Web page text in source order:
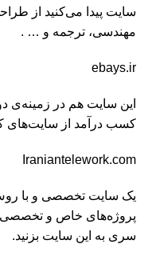
سایت پیدا می‌کنید از
مهندسی، ترجمه و … .
ebays.ir
این سایت هم در زمینه‌ی
کسب درآمد از سایت‌های
Iraniantelework.com
یک سایت تخصصی و با روش
پروژه‌های خاص و تخصصی
سری به این سایت بزنید.